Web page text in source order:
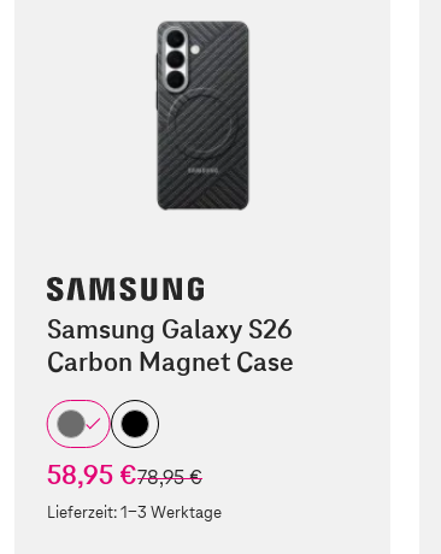
Samsung Galaxy S26
Carbon Magnet Case
58,95 €statt
78,95 €
Lieferzeit:1-3 Werktage